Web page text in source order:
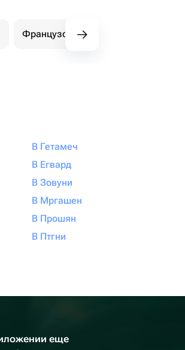
Французские розы
В Гетамеч
В Егвард
В Зовуни
В Мргашен
В Прошян
В Птгни
еще